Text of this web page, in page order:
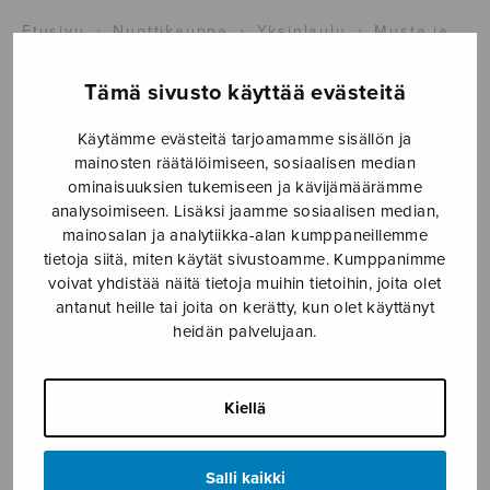
Tämä sivusto käyttää evästeitä
Käytämme evästeitä tarjoamamme sisällön ja
mainosten räätälöimiseen, sosiaalisen median
ominaisuuksien tukemiseen ja kävijämäärämme
analysoimiseen. Lisäksi jaamme sosiaalisen median,
mainosalan ja analytiikka-alan kumppaneillemme
tietoja siitä, miten käytät sivustoamme. Kumppanimme
voivat yhdistää näitä tietoja muihin tietoihin, joita olet
antanut heille tai joita on kerätty, kun olet käyttänyt
heidän palvelujaan.
Kiellä
Salli kaikki
Etusivu › Nuottikauppa › Yksinlaulu › Musta ja
Musta ja valkea